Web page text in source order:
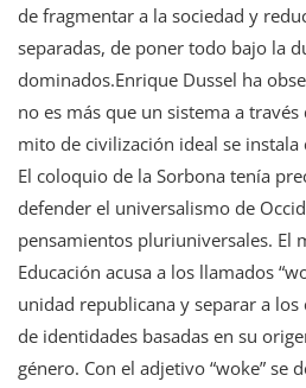
de fragmentar a la sociedad y
separadas, de poner todo bajo la
dominados.Enrique Dussel ha
no es más que un sistema a
mito de civilización ideal se
El coloquio de la Sorbona tenía
defender el universalismo de
pensamientos pluriuniversales. El
Educación acusa a los llamados
unidad republicana y separar a
de identidades basadas en su
género. Con el adjetivo “woke” se